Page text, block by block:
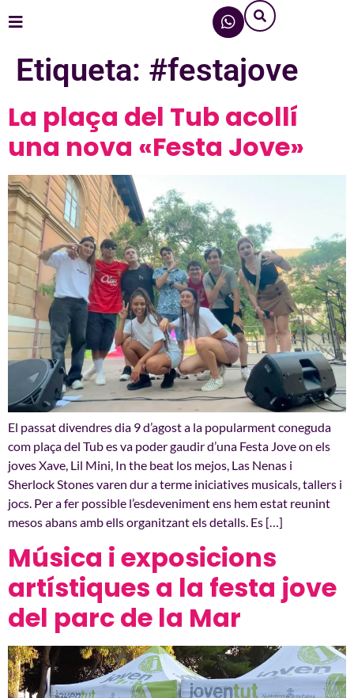
Etiqueta: #festajove
La plaça del Tub acollí
una nova «Festa Jove»
El passat divendres dia 9 d’agost a la popularment coneguda
com plaça del Tub es va poder gaudir d’una Festa Jove on els
joves Xave, Lil Mini, In the beat los mejos, Las Nenas i
Sherlock Stones varen dur a terme iniciatives musicals, tallers i
jocs. Per a fer possible l’esdeveniment ens hem estat reunint
mesos abans amb ells organitzant els detalls. Es […]
Música i exposicions
artístiques a la festa jove
del parc de la Mar